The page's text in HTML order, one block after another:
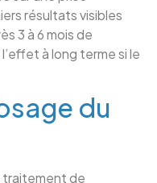
résultats visibles
3 à 6 mois de
à long terme si le
du
traitement de